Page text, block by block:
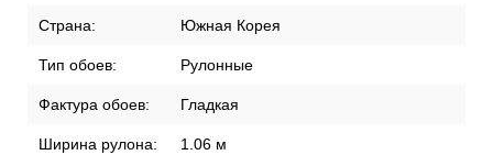
Страна: Южная Корея
Тип обоев: Рулонные
Фактура обоев: Гладкая
Ширина рулона: 1.06 м